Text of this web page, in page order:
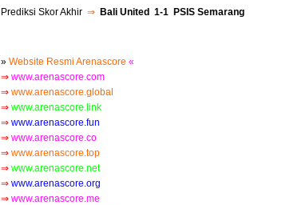
Prediksi Skor Akhir ⇒ Bali United 1-1 PSIS Semarang
» Website Resmi Arenascore «
⇒ www.arenascore.com
⇒ www.arenascore.global
⇒ www.arenascore.link
⇒ www.arenascore.fun
⇒ www.arenascore.co
⇒ www.arenascore.top
⇒ www.arenascore.net
⇒ www.arenascore.org
⇒ www.arenascore.me